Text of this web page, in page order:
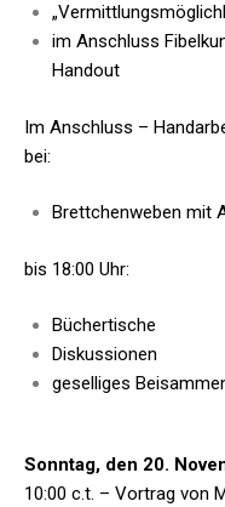
im Anschluss
Handout
Im Anschluss –
bei:
Brettchenweben mit
bis 18:00 Uhr:
Büchertische
Diskussionen
geselliges
Sonntag, den 20.
10:00 c.t. – Vortrag von